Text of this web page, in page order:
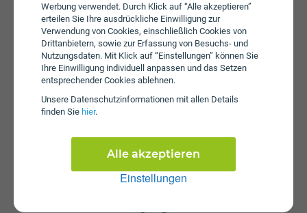
Werbung verwendet. Durch Klick auf “Alle akzeptieren”
erteilen Sie Ihre ausdrückliche Einwilligung zur
Verwendung von Cookies, einschließlich Cookies von
Drittanbietern, sowie zur Erfassung von Besuchs- und
Nutzungsdaten. Mit Klick auf “Einstellungen” können Sie
Ihre Einwilligung individuell anpassen und das Setzen
entsprechender Cookies ablehnen.
Unsere Daten­schutz­informationen mit allen Details
finden Sie hier.
Einstellungen
Alle akzeptieren
Fristen
Der Tarif GLASFASER öFIBER Gigabit ist mit 12 Monaten
Kündigungsfrist beträgt 1 Monat.